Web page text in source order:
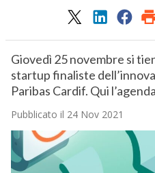
Giovedì 25 novembre si
startup finaliste
Paribas Cardif. Qui l’agenda
Pubblicato il 24 Nov 2021